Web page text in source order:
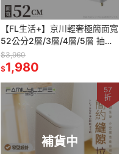
【FL生活+】京川輕奢極簡面寬
52公分2層/3層/4層/5層 抽屜
收納櫃 抽屜櫃 床頭櫃 抽屜櫃
收納櫃
$3,960
$1,980
補貨中
57
折